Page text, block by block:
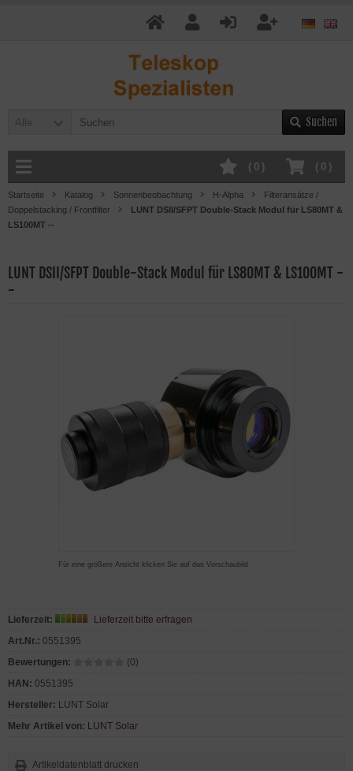
Alle Suchen
( 0 )
( 0 )
Startseite Katalog Sonnenbeobachtung H-Alpha
Filteransätze /
Doppelstacking / Frontfilter
LUNT DSII/SFPT Double-Stack Modul für LS80MT &
LS100MT --
LUNT DSII/SFPT Double-Stack Modul für LS80MT & LS100MT -
-
Für eine größere Ansicht klicken Sie auf das Vorschaubild
Lieferzeit:
Lieferzeit bitte erfragen
Art.Nr.: 0551395
Bewertungen:
(0)
HAN: 0551395
Hersteller: LUNT Solar
Mehr Artikel von: LUNT Solar
Artikeldatenblatt drucken